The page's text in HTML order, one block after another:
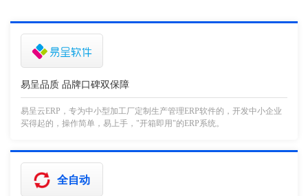
易呈品质 品牌口碑双保障
易呈云ERP，专为中小型加工厂定制生产管理ERP软件的，开发中小企业
买得起的，操作简单，易上手，"开箱即用"的ERP系统。
全自动